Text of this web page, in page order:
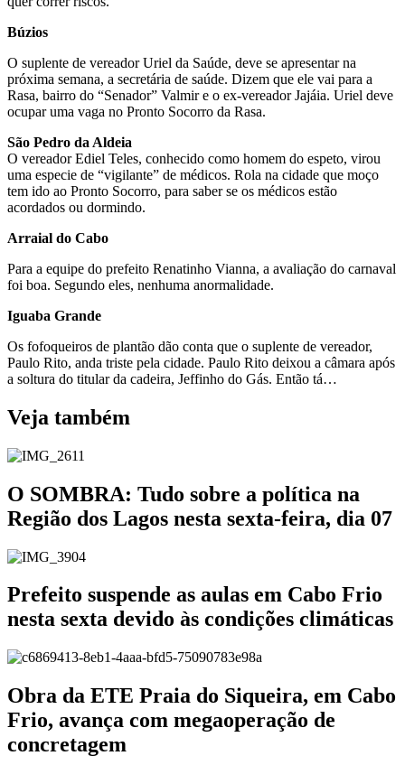
Búzios
O suplente de vereador Uriel da Saúde, deve se apresentar na
próxima semana, a secretária de saúde. Dizem que ele vai para a
Rasa, bairro do “Senador” Valmir e o ex-vereador Jajáia. Uriel deve
ocupar uma vaga no Pronto Socorro da Rasa.
São Pedro da Aldeia
O vereador Ediel Teles, conhecido como homem do espeto, virou
uma especie de “vigilante” de médicos. Rola na cidade que moço
tem ido ao Pronto Socorro, para saber se os médicos estão
acordados ou dormindo.
Arraial do Cabo
Para a equipe do prefeito Renatinho Vianna, a avaliação do carnaval
foi boa. Segundo eles, nenhuma anormalidade.
Iguaba Grande
Os fofoqueiros de plantão dão conta que o suplente de vereador,
Paulo Rito, anda triste pela cidade. Paulo Rito deixou a câmara após
a soltura do titular da cadeira, Jeffinho do Gás. Então tá…
Veja também
O SOMBRA: Tudo sobre a política na
Região dos Lagos nesta sexta-feira, dia 07
Prefeito suspende as aulas em Cabo Frio
nesta sexta devido às condições climáticas
Obra da ETE Praia do Siqueira, em Cabo
Frio, avança com megaoperação de
concretagem